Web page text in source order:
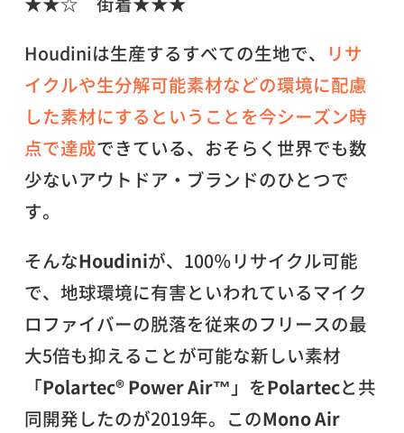
Houdiniは生産するすべての生地で、 リサ
イクルや生分解可能素材などの環境に配慮
した素材にするということを今シーズン時
点で達成できている、おそらく世界でも数
少ないアウトドア・ブランドのひとつで
す。
そんなHoudiniが、100％リサイクル可能
で、地球環境に有害といわれているマイク
ロファイバーの脱落を従来のフリースの最
大5倍も抑えることが可能な新しい素材
「Polartec® Power Air™ 」をPolartecと共
同開発したのが2019年。このMono Air